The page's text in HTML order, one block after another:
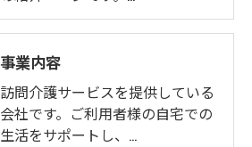
事業内容
訪問介護サービスを提供している
会社です。ご利用者様の自宅での
生活をサポートし、…